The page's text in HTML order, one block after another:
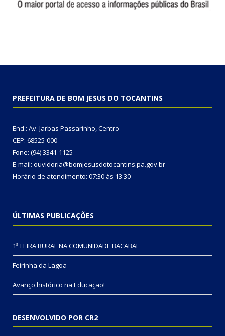
PREFEITURA DE BOM JESUS DO TOCANTINS
End.: Av. Jarbas Passarinho, Centro
CEP: 68525-000
Fone: (94) 3341-1125
E-mail: ouvidoria@bomjesusdotocantins.pa.gov.br
Horário de atendimento: 07:30 às 13:30
ÚLTIMAS PUBLICAÇÕES
1ª FEIRA RURAL NA COMUNIDADE BACABAL
Feirinha da Lagoa
Avanço histórico na Educação!
DESENVOLVIDO POR CR2